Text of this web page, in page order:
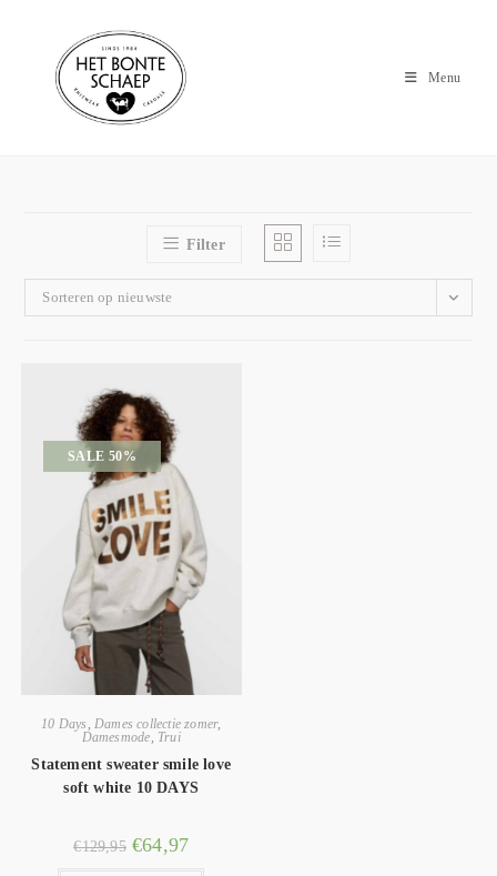
Menu
Filter
Sorteren op nieuwste
SALE 50%
10 Days Dames collectie zomer,
Damesmode Trui
Statement sweater smile love
soft white 10 DAYS
€129,95 €64,97